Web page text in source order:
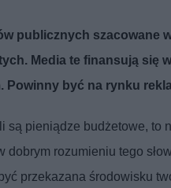
publicznych szacowane
Media te finansują się
Powinny być na rynku
są pieniądze budżetowe, to
dobrym rozumieniu tego
przekazana środowisku